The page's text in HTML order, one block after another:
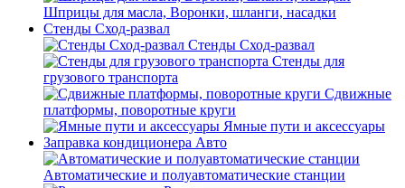
Шприцы для масла, Воронки, шланги, насадки
Стенды Сход-развал
Стенды Сход-развал
Стенды для
грузового транспорта
Сдвижные
платформы, поворотные круги
Ямные пути и аксессуары
Заправка кондиционера Авто
Автоматические и полуавтоматические станции